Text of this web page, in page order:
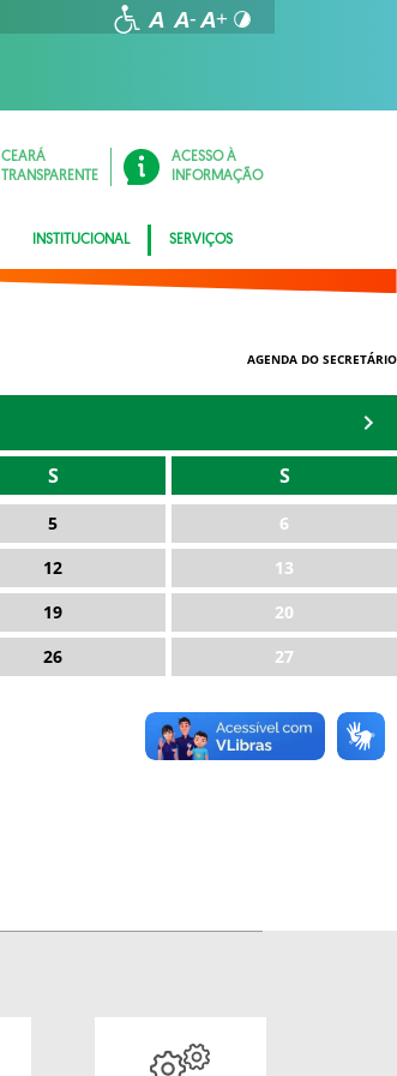
CEARÁ
TRANSPARENTE
ACESSO À
INFORMAÇÃO
INSTITUCIONAL SERVIÇOS
AGENDA DO SECRETÁRIO
S S
5
6
12
13
19
20
26
27